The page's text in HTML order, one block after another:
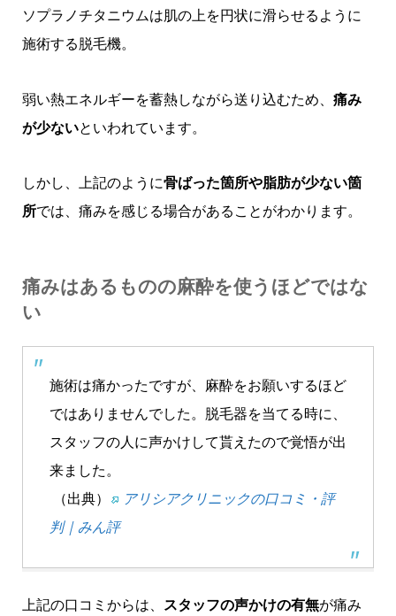
ソプラノチタニウムは肌の上を円状に滑らせるように
施術する脱毛機。
弱い熱エネルギーを蓄熱しながら送り込むため、 痛み
が少ないといわれています。
しかし、上記のように骨ばった箇所や脂肪が少ない箇
所では、痛みを感じる場合があることがわかります。
痛みはあるものの麻酔を使うほどではな
い
施術は痛かったですが、麻酔をお願いするほど
ではありませんでした。脱毛器を当てる時に、
スタッフの人に声かけして貰えたので覚悟が出
来ました。
（出典）
アリシアクリニックの口コミ・評
判｜みん評
上記の口コミからは、 スタッフの声かけの有無が痛み